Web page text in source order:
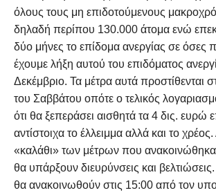
όλους τους μη επιδοτούμενους
δηλαδή περίπου 130.000 άτομα ενώ
δύο μήνες το επίδομα ανεργίας σε όσες
έχουμε λήξη αυτού του επιδόματος
Δεκέμβριο. Τα μέτρα αυτά προστίθενται
του Σαββάτου οπότε ο τελικός
ότι θα ξεπεράσει αισθητά τα 4 δις. ευρώ
αντίστοιχα το έλλειμμα αλλά και το
«καλάθι» των μέτρων που
θα υπάρξουν διευρύνσεις και
θα ανακοινωθούν στις 15:00 από τον